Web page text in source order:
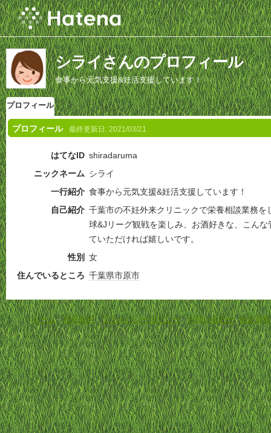
シライさんのプロフィール
食事から元気支援&妊活支援しています！
プロフィール
プロフィール 最終更新日: 2021/03/21
はてなID shiradaruma
ニックネーム シライ
一行紹介 食事から元気支援&妊活支援しています！
自己紹介 千葉市の不妊外来クリニックで栄養相談業務
球&Jリーグ観戦を楽しみ、お酒好きな、こん
ていただければ嬉しいです。
性別
女
住んでいるところ 千葉県市原市
ホーム-利用規約-プライバシーポリシー-お問い合わせ-特定商